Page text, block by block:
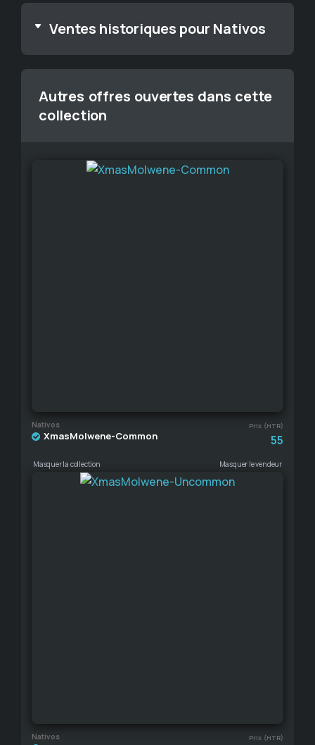
Ventes historiques pour Nativos
Autres offres ouvertes dans cette
collection
Nativos Prix (HTR)
XmasMolwene-Common 55
Masquer la collection Masquer le vendeur
Nativos Prix (HTR)